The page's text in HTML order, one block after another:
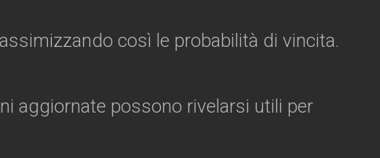
così le probabilità di vincita.
aggiornate possono rivelarsi utili per